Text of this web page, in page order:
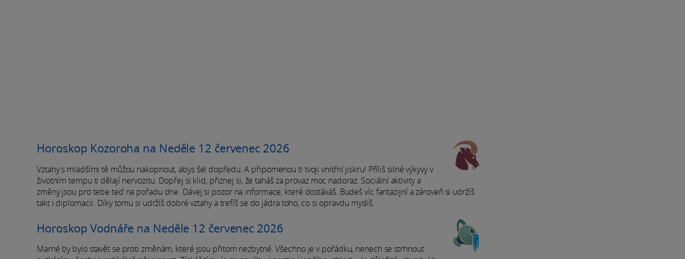
Horoskop Kozoroha na Neděle 12 červenec 2026
Vztahy s mladšími tě můžou nakopnout, abys šel dopředu. A připomenou ti tvoji vnitřní jiskru! Příliš silné výkyvy v
životním tempu ti dělají nervozitu. Dopřej si klid, přiznej si, že taháš za provaz moc nadoraz. Sociální aktivity a
změny jsou pro tebe teď na pořadu dne. Dávej si pozor na informace, které dostáváš. Budeš víc fantazijní a zároveň si udržíš
takt i diplomacii. Díky tomu si udržíš dobré vztahy a trefíš se do jádra toho, co si opravdu myslíš.
Horoskop Vodnáře na Neděle 12 červenec 2026
Marné by bylo stavět se proti změnám, které jsou přitom nezbytné. Všechno je v pořádku, nenech se strhnout